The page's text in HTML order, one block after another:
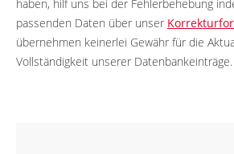
haben, hilf uns bei der Fehlerbehebung
passenden Daten über unser
übernehmen keinerlei Gewähr für die
Vollständigkeit unserer Datenbankeinträge.